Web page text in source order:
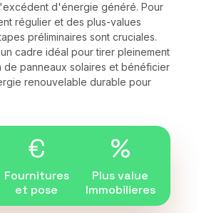
d'énergie généré. Pour
régulier et des plus-values
préliminaires sont cruciales.
cadre idéal pour tirer pleinement
de panneaux solaires et bénéficier
renouvelable durable pour
€
Fournitures
et pose
%
Plus value
Immobilieres